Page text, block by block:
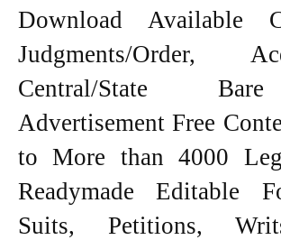
Download Available
Judgments/Order,
Central/State
Advertisement Free
to More than 4000
Readymade Editable
Suits, Petitions,